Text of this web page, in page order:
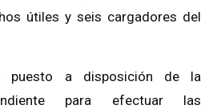
útiles y seis cargadores del
puesto a disposición de la
para efectuar las